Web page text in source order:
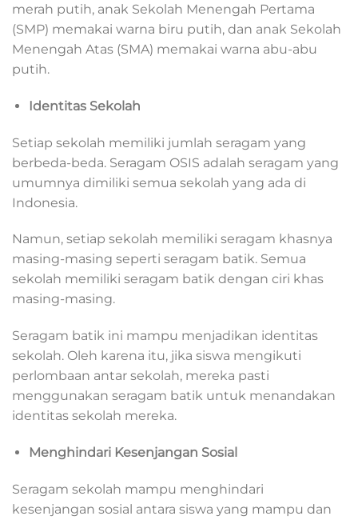
merah putih, anak Sekolah Menengah Pertama
(SMP) memakai warna biru putih, dan anak Sekolah
Menengah Atas (SMA) memakai warna abu-abu
putih.
Identitas Sekolah
Setiap sekolah memiliki jumlah seragam yang
berbeda-beda. Seragam OSIS adalah seragam yang
umumnya dimiliki semua sekolah yang ada di
Indonesia.
Namun, setiap sekolah memiliki seragam khasnya
masing-masing seperti seragam batik. Semua
sekolah memiliki seragam batik dengan ciri khas
masing-masing.
Seragam batik ini mampu menjadikan identitas
sekolah. Oleh karena itu, jika siswa mengikuti
perlombaan antar sekolah, mereka pasti
menggunakan seragam batik untuk menandakan
identitas sekolah mereka.
Menghindari Kesenjangan Sosial
Seragam sekolah mampu menghindari
kesenjangan sosial antara siswa yang mampu dan